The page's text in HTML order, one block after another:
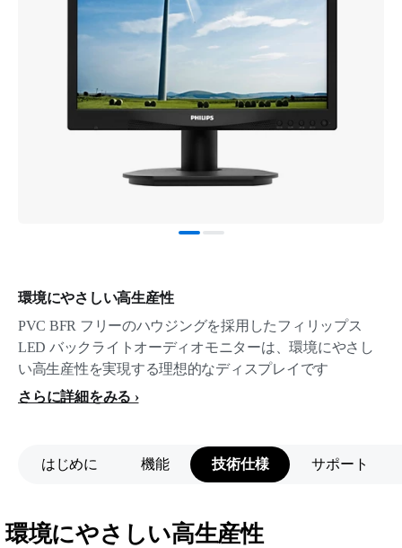
環境にやさしい高生産性
PVC BFR フリーのハウジングを採用したフィリップス
LED バックライトオーディオモニターは、環境にやさし
い高生産性を実現する理想的なディスプレイです
さらに詳細をみる
はじめに 機能 技術仕様 サポート
環境にやさしい高生産性